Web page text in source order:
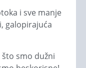
i sve manje
galopirajuća
smo dužni